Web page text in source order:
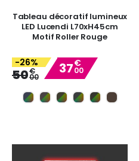
Tableau décoratif lumineux
LED Lucendi L70xH45cm
Motif Roller Rouge
-26%
50€
00
Special
Price
37€
00